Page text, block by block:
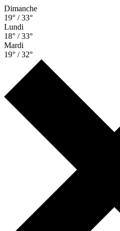
Dimanche
19° / 33°
Lundi
18° / 33°
Mardi
19° / 32°